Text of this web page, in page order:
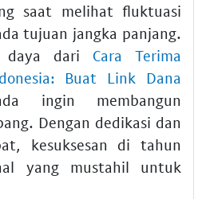
saat melihat fluktuasi
tujuan jangka panjang.
daya dari Cara Terima
Buat Link Dana
ingin membangun
Dengan dedikasi dan
kesuksesan di tahun
yang mustahil untuk